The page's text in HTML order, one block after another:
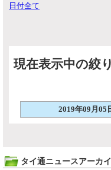
日付全て
現在表示中の絞
2019年09月05
タイ通ニュースアーカ